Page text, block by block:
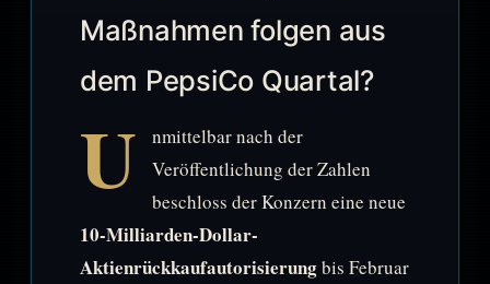
Maßnahmen folgen aus
dem PepsiCo Quartal?
U
nmittelbar nach der
Veröffentlichung der Zahlen
beschloss der Konzern eine neue
10-Milliarden-Dollar-
Aktienrückkaufautorisierungbis Februar